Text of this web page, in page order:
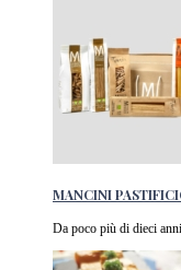
MANCINI
Da poco più di dieci